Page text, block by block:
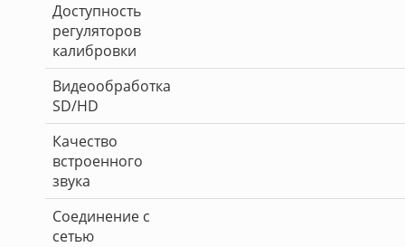
Доступность
регуляторов
калибровки
Видеообработка
SD/HD
Качество
встроенного
звука
Соединение с
сетью